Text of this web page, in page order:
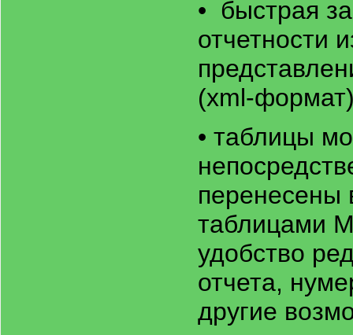
• быстрая
отчетности
(xml-
• таблицы
перенесены
таблицами
удобство
отчета,
другие